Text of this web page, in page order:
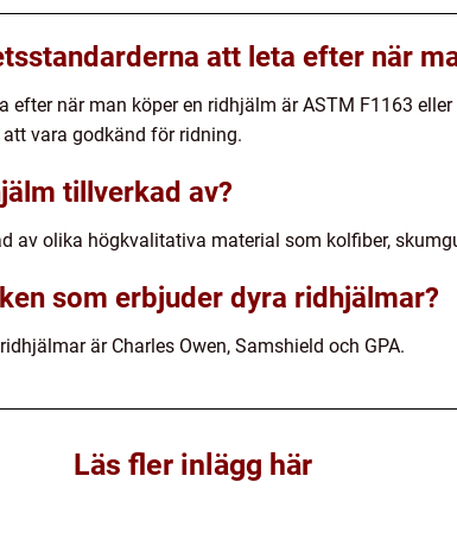
att leta efter när
när man köper en ridhjälm är ASTM F1163
vara godkänd för ridning.
tillverkad av?
av olika högkvalitativa material som kolfiber,
som erbjuder dyra ridhjälmar?
är Charles Owen, Samshield och GPA.
Läs fler inlägg här